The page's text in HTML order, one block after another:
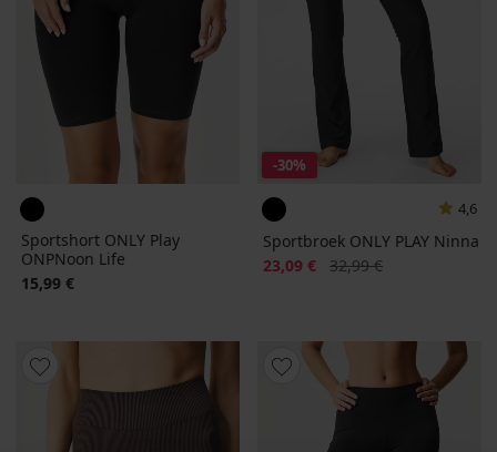
Sportshort ONLY Play
ONPNoon Life
15,99 €
-30%
4,6
Sportbroek ONLY PLAY Ninna
Korting
23,09 € Oorspronkelijke prijs
32,99 €